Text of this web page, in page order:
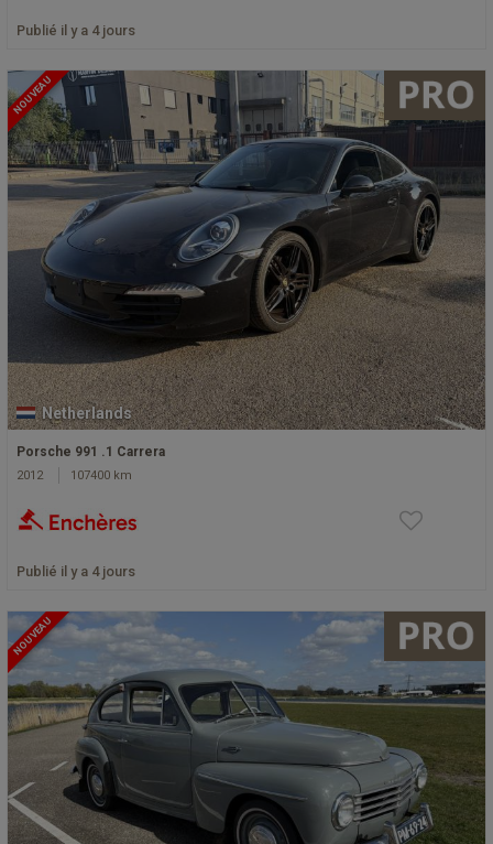
Publié il y a 4 jours
NOUVEAU
Netherlands
Porsche 991 .1 Carrera
2012 107400 km
Publié il y a 4 jours
NOUVEAU